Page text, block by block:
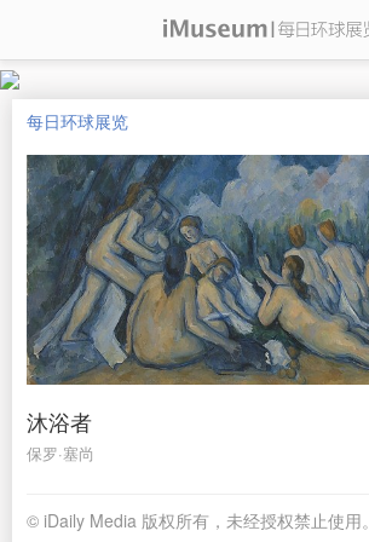
每日环球展览
沐浴者
保罗·塞尚
© iDaily Media 版权所有，未经授权禁止使用。